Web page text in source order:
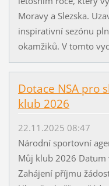
Moravy a Slezska.
inspirativní sezónu
okamžiků. V tomto
Dotace NSA pro
klub 2026
22.11.2025 08:47
Národní sportovní
Můj klub 2026 Datum
Zahájení příjmu